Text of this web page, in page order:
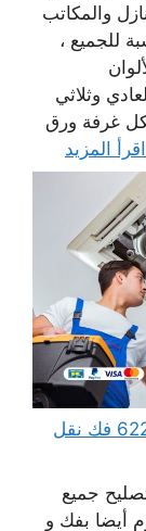
والمكاتب
للجميع ،
وثلاثي
غرفة ورق
اقرأ المزيد
فني تكييف مركزي هندي الكويت 62224041 فك نقل
جميع
أيضا بفك و